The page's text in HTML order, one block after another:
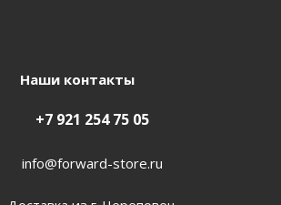
Наши контакты
+7 921 254 75 05
info@forward-store.ru